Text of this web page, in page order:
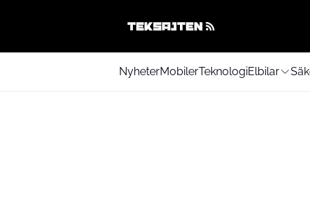
NyheterMobilerTeknologiElbilar